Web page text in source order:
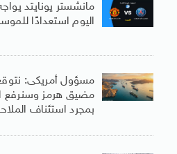
مانشستر يونايتد
اليوم استعدادًا
مسؤول أمريكى:
مضيق هرمز وسنرفع
بمجرد استئناف